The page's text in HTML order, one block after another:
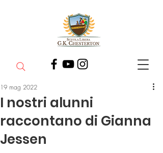
I nostri alunni
raccontano di Gianna
Jessen
19 mag 2022